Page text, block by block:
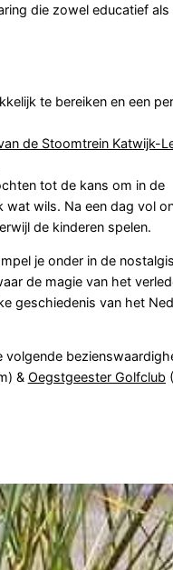
die zowel educatief als
te bereiken en een
de Stoomtrein Katwijk-
tot de kans om in de
wat wils. Na een dag vol
de kinderen spelen.
je onder in de
de magie van het
geschiedenis van het
volgende
& Oegstgeester Golfclub